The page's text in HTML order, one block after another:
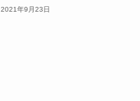
2021年9月23日